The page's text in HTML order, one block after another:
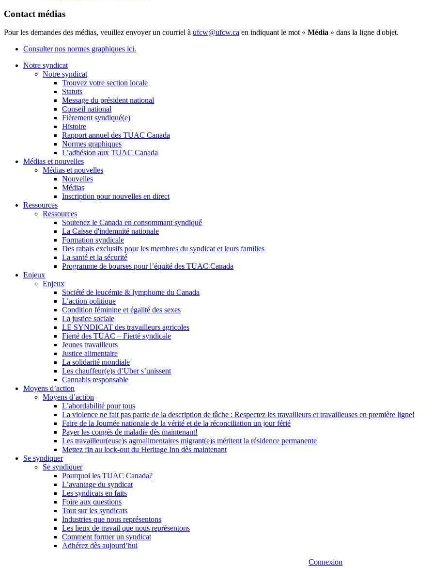
Contact médias
Pour les demandes des médias, veuillez envoyer un courriel à ufcw@ufcw.ca en indiquant le mot « Média » dans la ligne d'objet.
Consulter nos normes graphiques ici.
Notre syndicat
Notre syndicat
Trouvez votre section locale
Statuts
Message du président national
Conseil national
Fièrement syndiqué(e)
Histoire
Rapport annuel des TUAC Canada
Normes graphiques
L’adhésion aux TUAC Canada
Médias et nouvelles
Médias et nouvelles
Nouvelles
Médias
Inscription pour nouvelles en direct
Ressources
Ressources
Soutenez le Canada en consommant syndiqué
La Caisse d'indemnité nationale
Formation syndicale
Des rabais exclusifs pour les membres du syndicat et leurs families
La santé et la sécurité
Programme de bourses pour l’équité des TUAC Canada
Enjeux
Enjeux
Société de leucémie & lymphome du Canada
L’action politique
Condition féminine et égalité des sexes
La justice sociale
LE SYNDICAT des travailleurs agricoles
Fierté des TUAC – Fierté syndicale
Jeunes travailleurs
Justice alimentaire
La solidarité mondiale
Les chauffeur(e)s d’Uber s’unissent
Cannabis responsable
Moyens d’action
Moyens d’action
L’abordabilité pour tous
La violence ne fait pas partie de la description de tâche : Respectez les travailleurs et travailleuses en première ligne!
Faire de la Journée nationale de la vérité et de la réconciliation un jour férié
Payer les congés de maladie dès maintenant!
Les travailleur(euse)s agroalimentaires migrant(e)s méritent la résidence permanente
Mettez fin au lock-out du Heritage Inn dès maintenant
Se syndiquer
Se syndiquer
Pourquoi les TUAC Canada?
L’avantage du syndicat
Les syndicats en faits
Foire aux questions
Tout sur les syndicats
Industries que nous représentons
Les lieux de travail que nous représentons
Comment former un syndicat
Adhérez dès aujourd’hui
Connexion